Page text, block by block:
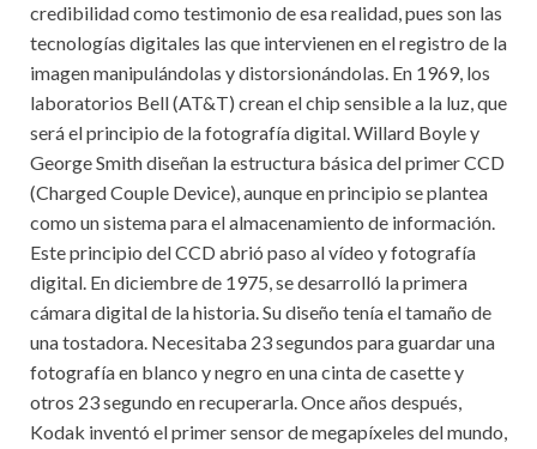
credibilidad como testimonio de esa realidad, pues son las
tecnologías digitales las que intervienen en el registro de la
imagen manipulándolas y distorsionándolas. En 1969, los
laboratorios Bell (AT&T) crean el chip sensible a la luz, que
será el principio de la fotografía digital. Willard Boyle y
George Smith diseñan la estructura básica del primer CCD
(Charged Couple Device), aunque en principio se plantea
como un sistema para el almacenamiento de información.
Este principio del CCD abrió paso al vídeo y fotografía
digital. En diciembre de 1975, se desarrolló la primera
cámara digital de la historia. Su diseño tenía el tamaño de
una tostadora. Necesitaba 23 segundos para guardar una
fotografía en blanco y negro en una cinta de casette y
otros 23 segundo en recuperarla. Once años después,
Kodak inventó el primer sensor de megapíxeles del mundo,